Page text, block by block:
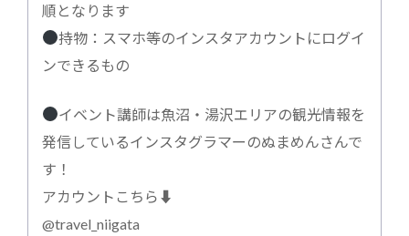
順となります
持物：スマホ等のインスタアカウントにログイ
ンできるもの
イベント講師は魚沼・湯沢エリアの観光情報を
発信しているインスタグラマーのぬまめんさんで
す！
アカウントこちら⬇
@travel_niigata